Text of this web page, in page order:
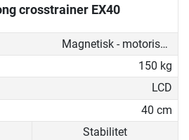
crosstrainer EX40
Magnetisk - motoriseret
150 kg
LCD
40 cm
Stabilitet